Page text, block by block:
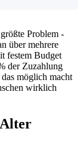
Problem -
über mehrere
festem Budget
der Zuzahlung
möglich macht
wirklich